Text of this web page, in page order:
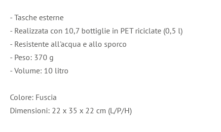
- Tasche esterne
- Realizzata con 10,7 bottiglie in PET riciclate (0,5 l)
- Resistente all'acqua e allo sporco
- Peso: 370 g
- Volume: 10 litro
Colore: Fuscia
Dimensioni: 22 x 35 x 22 cm (L/P/H)